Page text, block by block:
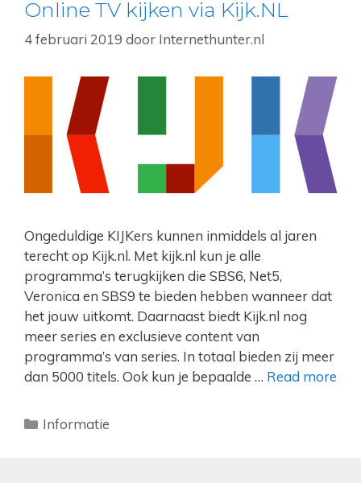
Online TV kijken via Kijk.NL
4 februari 2019 door Internethunter.nl
Ongeduldige KIJKers kunnen inmiddels al jaren
terecht op Kijk.nl. Met kijk.nl kun je alle
programma’s terugkijken die SBS6, Net5,
Veronica en SBS9 te bieden hebben wanneer dat
het jouw uitkomt. Daarnaast biedt Kijk.nl nog
meer series en exclusieve content van
programma’s van series. In totaal bieden zij meer
dan 5000 titels. Ook kun je bepaalde … Read more
Categorieën
Informatie